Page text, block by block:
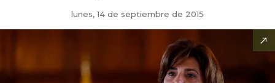
lunes, 14 de septiembre de 2015